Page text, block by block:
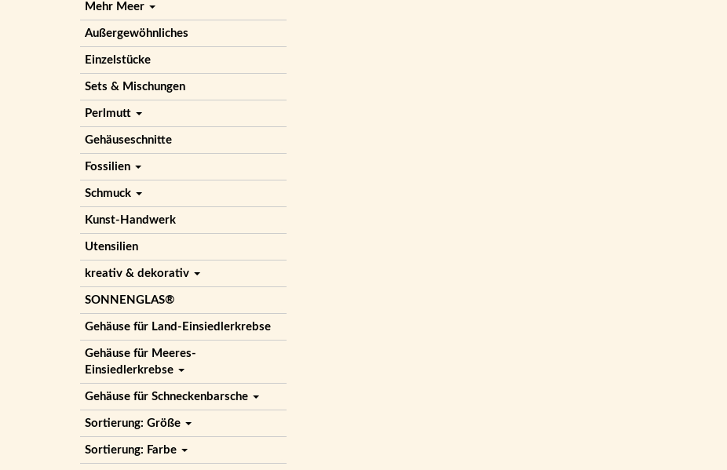
Mehr Meer
Außergewöhnliches
Einzelstücke
Sets & Mischungen
Perlmutt
Gehäuseschnitte
Fossilien
Schmuck
Kunst-Handwerk
Utensilien
kreativ & dekorativ
SONNENGLAS®
Gehäuse für Land-Einsiedlerkrebse
Gehäuse für Meeres-
Einsiedlerkrebse
Gehäuse für Schneckenbarsche
Sortierung: Größe
Sortierung: Farbe